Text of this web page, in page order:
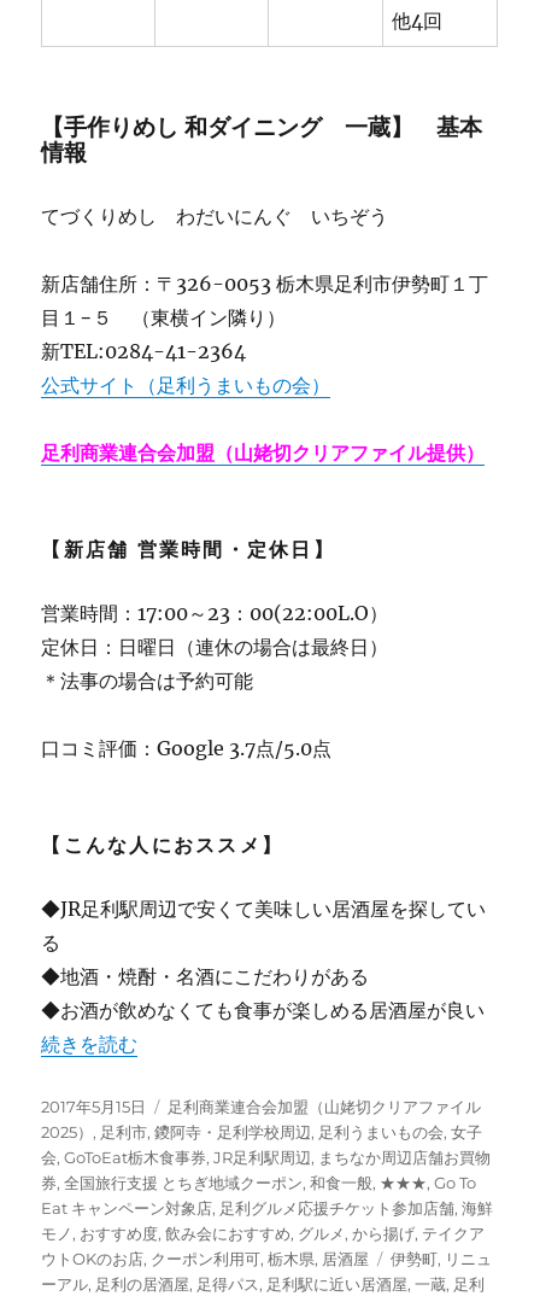
他4回
【手作りめし 和ダイニング 一蔵】 基本
情報
てづくりめし わだいにんぐ いちぞう
新店舗住所：〒326-0053 栃木県足利市伊勢町１丁
目１−５ （東横イン隣り）
新TEL:0284-41-2364
公式サイト（足利うまいもの会）
足利商業連合会加盟（山姥切クリアファイル提供）
【新店舗 営業時間・定休日】
営業時間：17:00～23：00(22:00L.O）
定休日：日曜日（連休の場合は最終日）
＊法事の場合は予約可能
口コミ評価：Google 3.7点/5.0点
【こんな人におススメ】
◆JR足利駅周辺で安くて美味しい居酒屋を探してい
る
◆地酒・焼酎・名酒にこだわりがある
◆お酒が飲めなくても食事が楽しめる居酒屋が良い
“【足利】居酒屋 和ダイニング一蔵 [JR足利駅前に移転]”
続きを読む
投
稿
日:
2017年5月15日
カ
テ
ゴ
リ
ー
足利商業連合会加盟（山姥切クリアファイル
2025） , 足利市,鑁阿寺・足利学校周辺, 足利うまいもの会,女子
会,GoToEat栃木食事券,JR足利駅周辺, まちなか周辺店舗お買物
券,全国旅行支援 とちぎ地域クーポン,和食一般, ★★★,Go To
Eat キャンペーン対象店, 足利グルメ応援チケット参加店舗,海鮮
モノ, おすすめ度,飲み会におすすめ, グルメ,から揚げ, テイクア
ウトOKのお店, クーポン利用可,栃木県, 居酒屋
タ
グ
伊勢町, リニュ
ーアル, 足利の居酒屋, 足得パス, 足利駅に近い居酒屋,一蔵, 足利